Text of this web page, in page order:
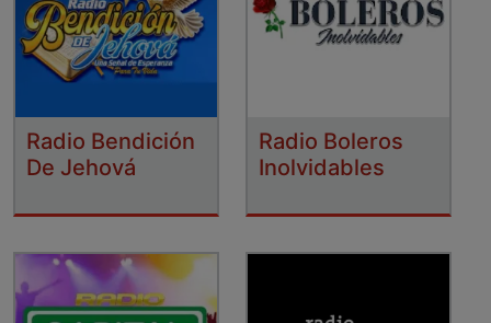
Radio Bendición
De Jehová
Radio Boleros
Inolvidables